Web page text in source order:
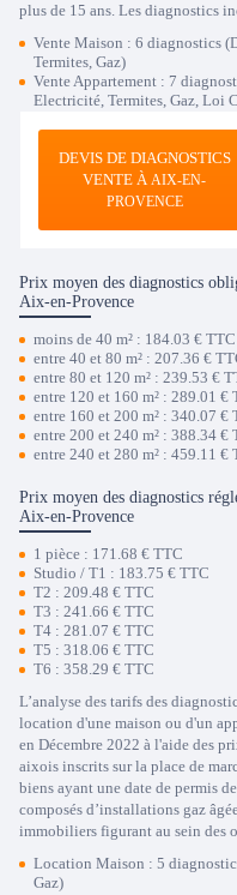
plus de 15 ans. Les diagnostics
Vente Maison : 6 diagnostics
Termites, Gaz)
Vente Appartement : 7
Electricité, Termites, Gaz, Loi
DEVIS DE DIAGNOSTICS
VENTE ÀAIX-EN-
PROVENCE
Prix moyen des diagnostics
Aix-en-Provence
moins de 40 m² : 184.03 € TTC
entre 40 et 80 m² : 207.36 €
entre 80 et 120 m² : 239.53 €
entre 120 et 160 m² : 289.01 €
entre 160 et 200 m² : 340.07 €
entre 200 et 240 m² : 388.34 €
entre 240 et 280 m² : 459.11 €
Prix moyen des diagnostics
Aix-en-Provence
1 pièce : 171.68 € TTC
Studio / T1 : 183.75 € TTC
T2 : 209.48 € TTC
T3 : 241.66 € TTC
T4 : 281.07 € TTC
T5 : 318.06 € TTC
T6 : 358.29 € TTC
L’analyse des tarifs des
location d'une maison ou d'un
en Décembre 2022 à l'aide des
aixois inscrits sur la place de
biens ayant une date de permis
composés d’installations gaz
immobiliers figurant au sein des
Location Maison : 5
Gaz)